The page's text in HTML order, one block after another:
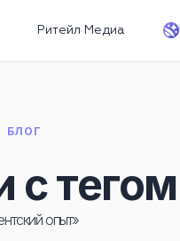
Ритейл Медиа
БЛОГ
с тегом
опыт»